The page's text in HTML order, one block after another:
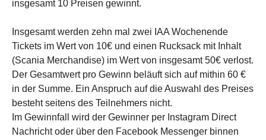
insgesamt 10 Preisen gewinnt.
Insgesamt werden zehn mal zwei IAA Wochenende
Tickets im Wert von 10€ und einen Rucksack mit Inhalt
(Scania Merchandise) im Wert von insgesamt 50€ verlost.
Der Gesamtwert pro Gewinn beläuft sich auf mithin 60 €
in der Summe. Ein Anspruch auf die Auswahl des Preises
besteht seitens des Teilnehmers nicht.
Im Gewinnfall wird der Gewinner per Instagram Direct
Nachricht oder über den Facebook Messenger binnen